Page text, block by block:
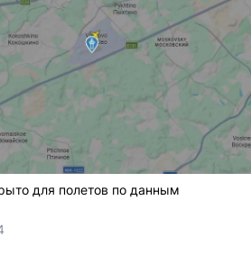
для полетов по данным